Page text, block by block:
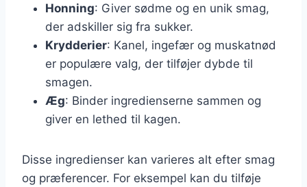
Honning: Giver sødme og en unik smag,
der adskiller sig fra sukker.
Krydderier: Kanel, ingefær og muskatnød
er populære valg, der tilføjer dybde til
smagen.
Æg: Binder ingredienserne sammen og
giver en lethed til kagen.
Disse ingredienser kan varieres alt efter smag
og præferencer. For eksempel kan du tilføje